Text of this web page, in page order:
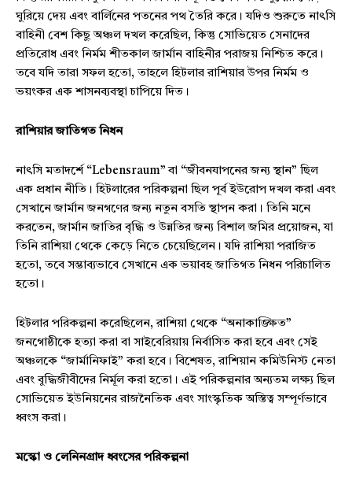
ঘুরিয়ে দেয় এবং বার্লিনের পতনের পথ তৈরি করে। যদিও শুরুতে নাৎসি
বাহিনী বেশ কিছু অঞ্চল দখল করেছিল, কিন্তু সোভিয়েত সেনাদের
প্রতিরোধ এবং নির্মম শীতকাল জার্মান বাহিনীর পরাজয় নিশ্চিত করে।
তবে যদি তারা সফল হতো, তাহলে হিটলার রাশিয়ার উপর নির্মম ও
ভয়ংকর এক শাসনব্যবস্থা চাপিয়ে দিত।
রাশিয়ার জাতিগত নিধন
নাৎসি মতাদর্শে “Lebensraum” বা “জীবনযাপনের জন্য স্থান” ছিল
এক প্রধান নীতি। হিটলারের পরিকল্পনা ছিল পূর্ব ইউরোপ দখল করা এবং
সেখানে জার্মান জনগণের জন্য নতুন বসতি স্থাপন করা। তিনি মনে
করতেন, জার্মান জাতির বৃদ্ধি ও উন্নতির জন্য বিশাল জমির প্রয়োজন, যা
তিনি রাশিয়া থেকে কেড়ে নিতে চেয়েছিলেন। যদি রাশিয়া পরাজিত
হতো, তবে সম্ভাব্যভাবে সেখানে এক ভয়াবহ জাতিগত নিধন পরিচালিত
হতো।
হিটলার পরিকল্পনা করেছিলেন, রাশিয়া থেকে “অনাকাঙ্ক্ষিত”
জনগোষ্ঠীকে হত্যা করা বা সাইবেরিয়ায় নির্বাসিত করা হবে এবং সেই
অঞ্চলকে “জার্মানিফাই” করা হবে। বিশেষত, রাশিয়ান কমিউনিস্ট নেতা
এবং বুদ্ধিজীবীদের নির্মূল করা হতো। এই পরিকল্পনার অন্যতম লক্ষ্য ছিল
সোভিয়েত ইউনিয়নের রাজনৈতিক এবং সাংস্কৃতিক অস্তিত্ব সম্পূর্ণভাবে
ধ্বংস করা।
মস্কো ও লেনিনগ্রাদ ধ্বংসের পরিকল্পনা